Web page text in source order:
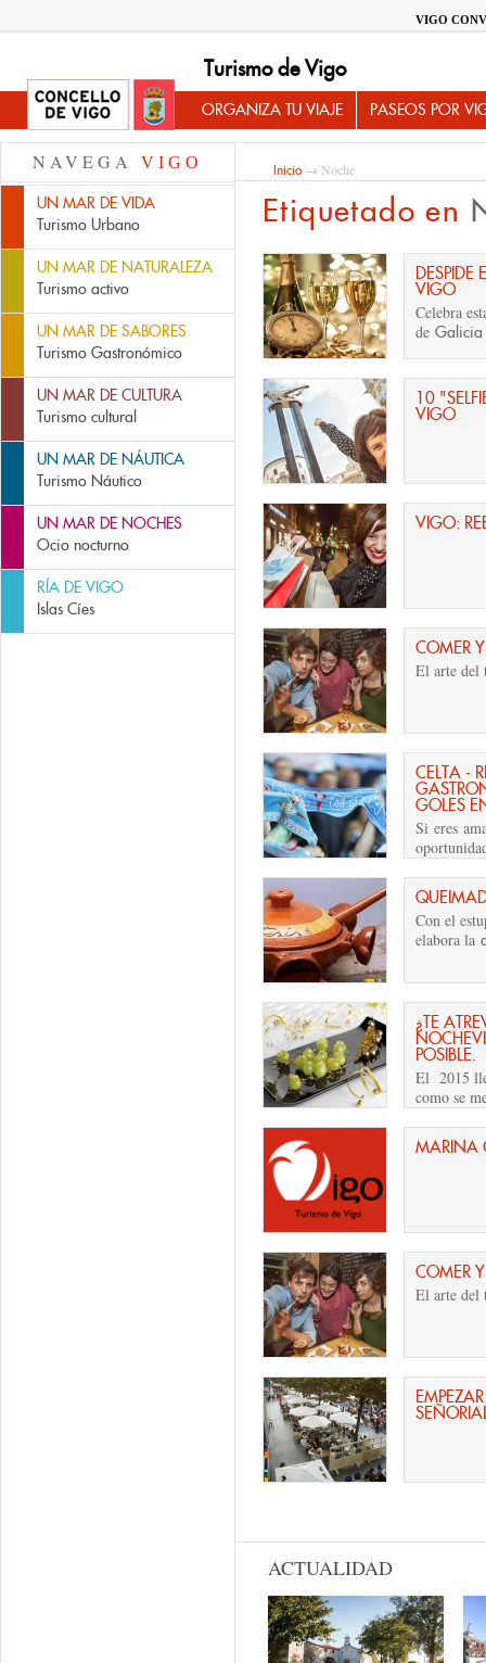
VIGO
Turismo de Vigo
ORGANIZA TU VIAJE PASEOS POR
NAVEGA VIGO
UN MAR DE VIDA
Turismo Urbano
UN MAR DE NATURALEZA
Turismo activo
UN MAR DE SABORES
Turismo Gastronómico
UN MAR DE CULTURA
Turismo cultural
UN MAR DE NÁUTICA
Turismo Náutico
UN MAR DE NOCHES
Ocio nocturno
RÍA DE VIGO
Islas Cíes
Inicio→ Noche
Etiquetado en
VIGO
Celebra
de Galicia
10
VIGO
VIGO:
COMER
El arte del
CELTA -
GOLES
Si eres
Con el
elabora la
¿TE
POSIBLE.
El 2015
como se
MARINA
COMER
El arte del
ACTUALIDAD